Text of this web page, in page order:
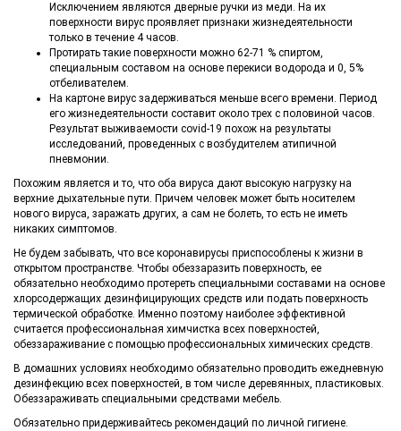
Исключением являются дверные ручки из меди. На их
поверхности вирус проявляет признаки жизнедеятельности
только в течение 4 часов.
Протирать такие поверхности можно 62-71 % спиртом,
специальным составом на основе перекиси водорода и 0, 5%
отбеливателем.
На картоне вирус задерживаться меньше всего времени. Период
его жизнедеятельности составит около трех с половиной часов.
Результат выживаемости covid-19 похож на результаты
исследований, проведенных с возбудителем атипичной
пневмонии.
Похожим является и то, что оба вируса дают высокую нагрузку на
верхние дыхательные пути. Причем человек может быть носителем
нового вируса, заражать других, а сам не болеть, то есть не иметь
никаких симптомов.
Не будем забывать, что все коронавирусы приспособлены к жизни в
открытом пространстве. Чтобы обеззаразить поверхность, ее
обязательно необходимо протереть специальными составами на основе
хлорсодержащих дезинфицирующих средств или подать поверхность
термической обработке. Именно поэтому наиболее эффективной
считается профессиональная химчистка всех поверхностей,
обеззараживание с помощью профессиональных химических средств.
В домашних условиях необходимо обязательно проводить ежедневную
дезинфекцию всех поверхностей, в том числе деревянных, пластиковых.
Обеззараживать специальными средствами мебель.
Обязательно придерживайтесь рекомендаций по личной гигиене.